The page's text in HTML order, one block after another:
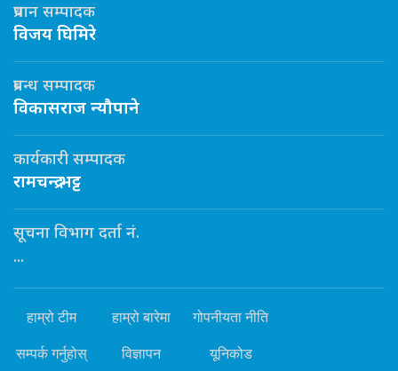
प्रधान सम्पादक
विजय घिमिरे
प्रबन्ध सम्पादक
विकासराज न्यौपाने
कार्यकारी सम्पादक
रामचन्द्र भट्ट
सूचना विभाग दर्ता नं.
...
हाम्रो टीम हाम्रो बारेमा गोपनीयता नीति
सम्पर्क गर्नुहोस् विज्ञापन यूनिकोड